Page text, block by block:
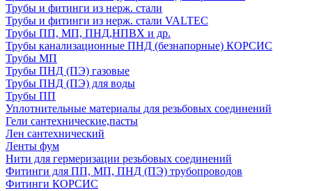
Трубы и фитинги из нерж. стали
Трубы и фитинги из нерж. стали VALTEC
Трубы ПП, МП, ПНД,НПВХ и др.
Трубы канализационные ПНД (безнапорные) КОРСИС
Трубы МП
Трубы ПНД (ПЭ) газовые
Трубы ПНД (ПЭ) для воды
Трубы ПП
Уплотнительные материалы для резьбовых соединений
Гели сантехнические,пасты
Лен сантехнический
Ленты фум
Нити для гермеризации резьбовых соединений
Фитинги для ПП, МП, ПНД (ПЭ) трубопроводов
Фитинги КОРСИС